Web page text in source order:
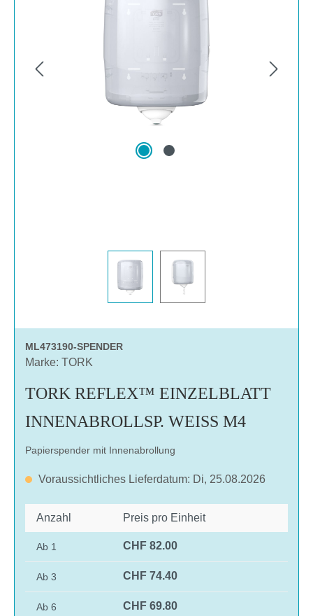
ML473190-SPENDER
Marke: TORK
TORK REFLEX™ EINZELBLATT
INNENABROLLSP. WEISS M4
Papierspender mit Innenabrollung
Voraussichtliches Lieferdatum: Di, 25.08.2026
Anzahl Preis pro Einheit
Ab 1 CHF 82.00
Ab 3 CHF 74.40
Ab 6 CHF 69.80